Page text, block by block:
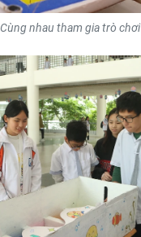
Cùng nhau tham gia trò chơi